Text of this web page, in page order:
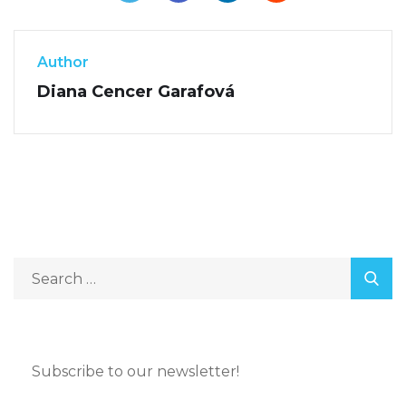
Author
Diana Cencer Garafová
Subscribe to our newsletter!